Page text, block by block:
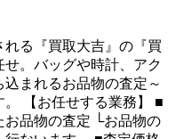
る『買取大吉』の『買
。バッグや時計、アク
まれるお品物の査定～
【お任せする業務】
■
お品物の査定 └お品物の